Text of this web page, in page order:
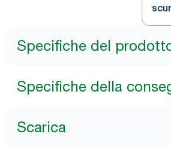
Specifiche del
Specifiche della
Scarica